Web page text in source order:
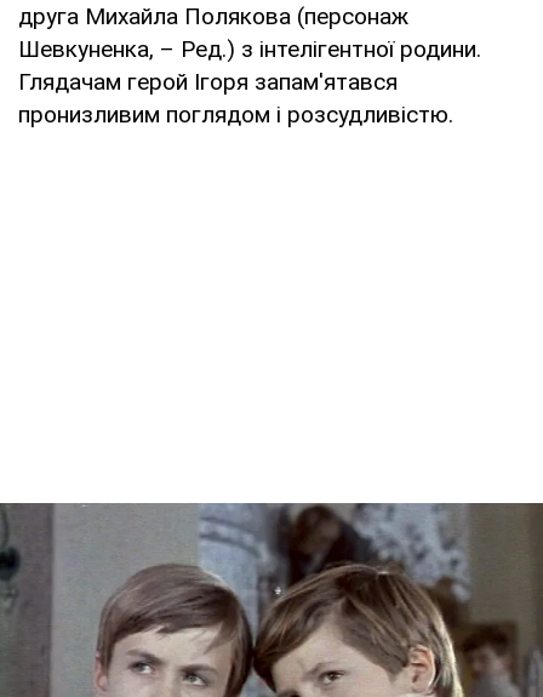
друга Михайла Полякова (персонаж
Шевкуненка, – Ред.) з інтелігентної родини.
Глядачам герой Ігоря запам'ятався
пронизливим поглядом і розсудливістю.